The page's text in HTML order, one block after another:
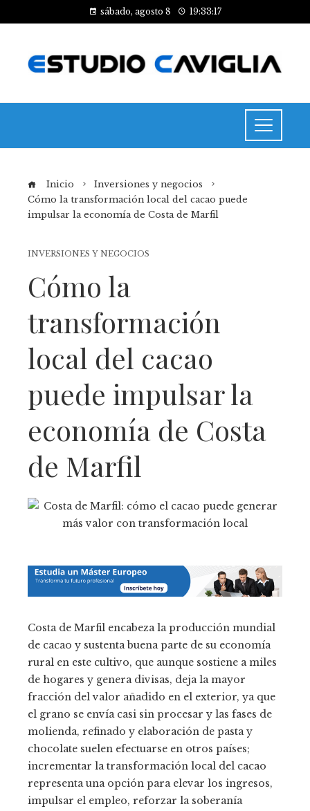
sábado, agosto 8 19:33:18
Inicio
Inversiones y negocios
Cómo la transformación local del cacao puede
impulsar la economía de Costa de Marfil
INVERSIONES Y NEGOCIOS
Cómo la
transformación
local del cacao
puede impulsar la
economía de Costa
de Marfil
Costa de Marfil encabeza la producción mundial
de cacao y sustenta buena parte de su economía
rural en este cultivo, que aunque sostiene a miles
de hogares y genera divisas, deja la mayor
fracción del valor añadido en el exterior, ya que
el grano se envía casi sin procesar y las fases de
molienda, refinado y elaboración de pasta y
chocolate suelen efectuarse en otros países;
incrementar la transformación local del cacao
representa una opción para elevar los ingresos,
impulsar el empleo, reforzar la soberanía